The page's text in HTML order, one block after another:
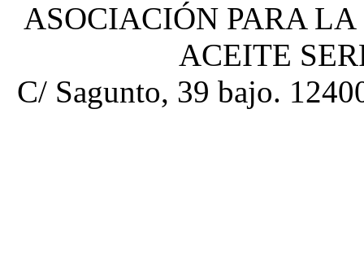
ASOCIACIÓN PARA
ACEITE
C/ Sagunto, 39 bajo.